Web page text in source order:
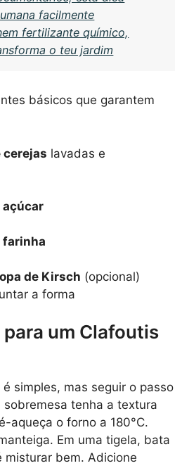
facilmente
fertilizante químico,
o teu jardim
básicos que garantem
lavadas e
açúcar
farinha
de Kirsch (opcional)
a forma
para um Clafoutis
simples, mas seguir o passo
tenha a textura
aqueça o forno a 180°C.
Em uma tigela, bata
misturar bem. Adicione